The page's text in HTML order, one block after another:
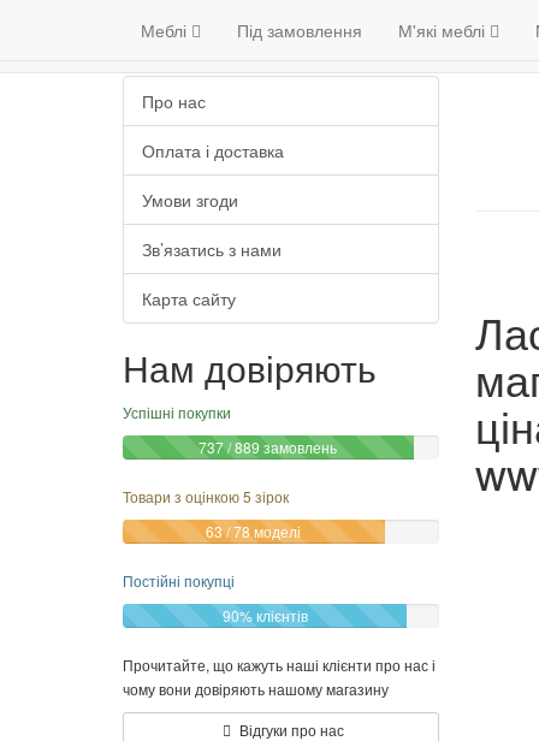
Меблі Венге (098) 79 39
Меблі Під замовлення М'які меблі
Інформація
Про нас
Оплата і доставка
Умови згоди
Зв’язатись з нами
Карта сайту
Нам довіряють
Успішні покупки
737 / 889 замовлень
Товари з оцінкою 5 зірок
63 / 78 моделі
Постійні покупці
90% клієнтів
Прочитайте, що кажуть наші клієнти про нас і
чому вони довіряють нашому магазину
Відгуки про нас